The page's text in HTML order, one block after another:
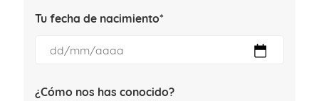
Tu fecha de nacimiento*
¿Cómo nos has conocido?